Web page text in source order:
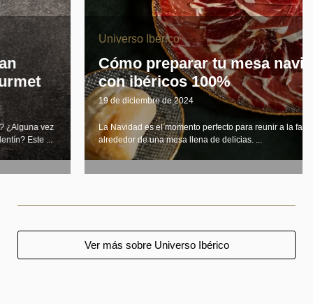
Universo Ibérico
Cómo preparar tu mesa navideña
con ibéricos 100%
19 de diciembre de 2024
La Navidad es el momento perfecto para reunir a la familia y amigos
alrededor de una mesa llena de delicias. ...
Ver más sobre Universo Ibérico